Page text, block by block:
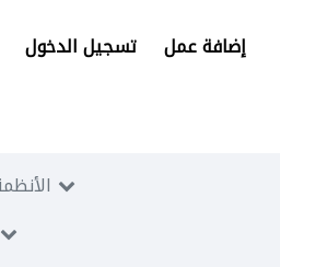
تسجيل الدخول إضافة عمل